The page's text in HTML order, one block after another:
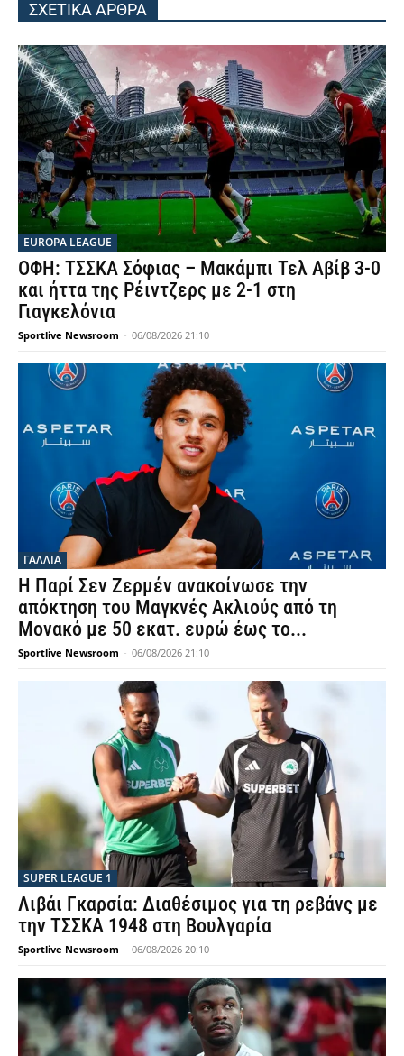
ΣΧΕΤΙΚΑ ΑΡΘΡΑ
EUROPA LEAGUE
ΟΦΗ: ΤΣΣΚΑ Σόφιας – Μακάμπι Τελ Αβίβ 3-0
και ήττα της Ρέιντζερς με 2-1 στη
Γιαγκελόνια
Sportlive Newsroom - 06/08/2026 21:10
ΓΑΛΛΙΑ
Η Παρί Σεν Ζερμέν ανακοίνωσε την
απόκτηση του Μαγκνές Ακλιούς από τη
Μονακό με 50 εκατ. ευρώ έως το...
Sportlive Newsroom - 06/08/2026 21:10
SUPER LEAGUE 1
Λιβάι Γκαρσία: Διαθέσιμος για τη ρεβάνς με
την ΤΣΣΚΑ 1948 στη Βουλγαρία
Sportlive Newsroom - 06/08/2026 20:10